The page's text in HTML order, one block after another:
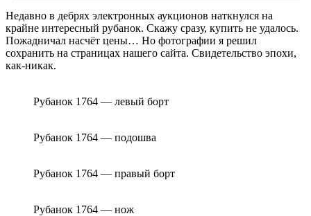
Недавно в дебрях электронных аукционов наткнулся на
крайне интересный рубанок. Скажу сразу, купить не удалось.
Пожадничал насчёт цены… Но фотографии я решил
сохранить на страницах нашего сайта. Свидетельство эпохи,
как-никак.
Рубанок 1764 — левый борт
Рубанок 1764 — подошва
Рубанок 1764 — правый борт
Рубанок 1764 — нож